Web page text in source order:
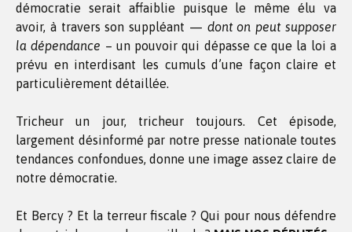
démocratie serait affaiblie puisque le même élu va
avoir, à travers son suppléant — dont on peut supposer
la dépendance – un pouvoir qui dépasse ce que la loi a
prévu en interdisant les cumuls d’une façon claire et
particulièrement détaillée.
Tricheur un jour, tricheur toujours. Cet épisode,
largement désinformé par notre presse nationale toutes
tendances confondues, donne une image assez claire de
notre démocratie.
Et Bercy ? Et la terreur fiscale ? Qui pour nous défendre